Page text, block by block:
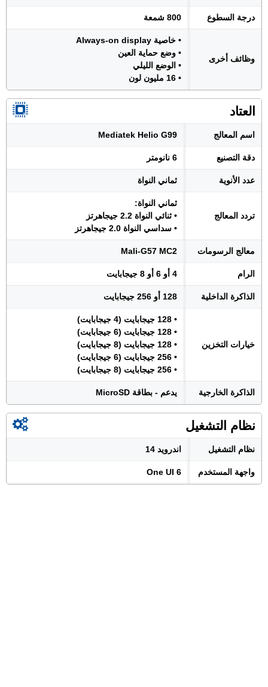
درجة السطوع 800 شمعة
وظائف أخرى
• خاصية Always-on display
• وضع حماية العين
• الوضع الليلي
• 16 مليون لون
العتاد
اسم المعالج Mediatek Helio G99
دقة التصنيع 6 نانومتر
عدد الأنوية ثماني النواة
تردد المعالج
ثماني النواة:
• ثنائي النواة 2.2 جيجاهرتز
• سداسي النواة 2.0 جيجاهرتز
معالج الرسومات Mali-G57 MC2
الرام 4 أو 6 أو 8 جيجابايت
الذاكرة الداخلية 128 أو 256 جيجابايت
خيارات التخزين
• 128 جيجابايت (4 جيجابايت)
• 128 جيجابايت (6 جيجابايت)
• 128 جيجابايت (8 جيجابايت)
• 256 جيجابايت (6 جيجابايت)
• 256 جيجابايت (8 جيجابايت)
الذاكرة الخارجية يدعم - بطاقة MicroSD
نظام التشغيل
نظام التشغيل اندرويد 14
واجهة المستخدم One UI 6